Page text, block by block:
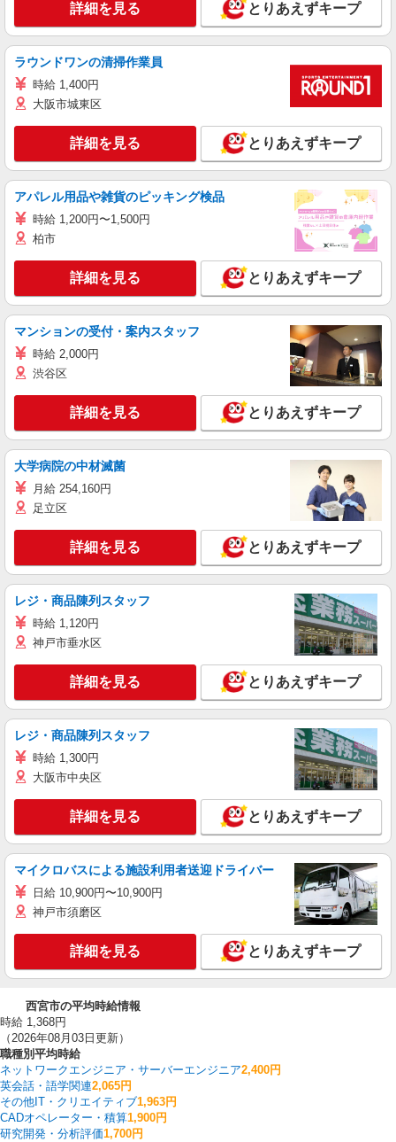
詳細を見る とりあえずキープ
ラウンドワンの清掃作業員
時給 1,400円
大阪市城東区
詳細を見る とりあえずキープ
アパレル用品や雑貨のピッキング検品
時給 1,200円〜1,500円
柏市
詳細を見る とりあえずキープ
マンションの受付・案内スタッフ
時給 2,000円
渋谷区
詳細を見る とりあえずキープ
大学病院の中材滅菌
月給 254,160円
足立区
詳細を見る とりあえずキープ
レジ・商品陳列スタッフ
時給 1,120円
神戸市垂水区
詳細を見る とりあえずキープ
レジ・商品陳列スタッフ
時給 1,300円
大阪市中央区
詳細を見る とりあえずキープ
マイクロバスによる施設利用者送迎ドライバー
日給 10,900円〜10,900円
神戸市須磨区
詳細を見る とりあえずキープ
西宮市の平均時給情報
時給 1,368円
（2026年08月03日更新）
職種別平均時給
ネットワークエンジニア・サーバーエンジニア2,400円
英会話・語学関連2,065円
その他IT・クリエイティブ1,963円
CADオペレーター・積算1,900円
研究開発・分析評価1,700円